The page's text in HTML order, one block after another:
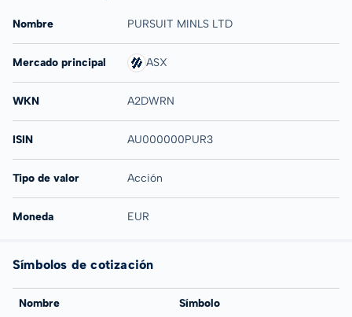
Nombre PURSUIT MINLS LTD
Mercado principal ASX
WKN A2DWRN
ISIN AU000000PUR3
Tipo de valor Acción
Moneda EUR
Símbolos de cotización
Nombre Símbolo